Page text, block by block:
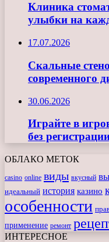
Клиника
улыбки на
17.07.2026
Скальные
современного
30.06.2026
Играйте в
без
ОБЛАКО МЕТОК
casino online виды вкусный
идеальный история казино
особенности
применение ремонт
ИНТЕРЕСНОЕ